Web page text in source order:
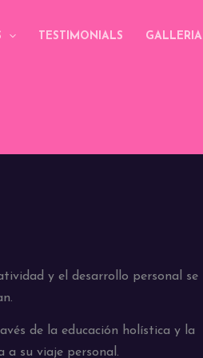
TESTIMONIALS GALLERIA
y el desarrollo personal se
de la educación holística y la
a su viaje personal.